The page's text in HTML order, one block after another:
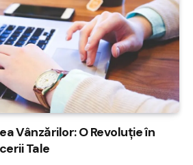
Vânzărilor: O Revoluție în
Tale